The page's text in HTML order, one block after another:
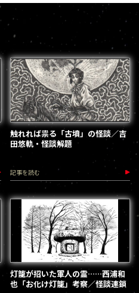
触れれば祟る「古墳」の怪談／吉
田悠軌・怪談解題
記事を読む
灯籠が招いた軍人の霊……西浦和
也「お化け灯籠」考察／怪談連鎖